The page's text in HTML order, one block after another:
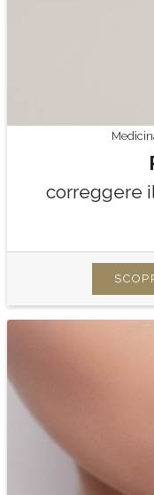
correggere